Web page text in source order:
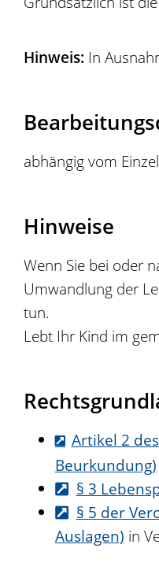
Hinweis: In
abhängig vom
Hinweise
Wenn Sie bei oder
Umwandlung der
tun.
Lebt Ihr Kind im
Artikel 2
Beurkundung)
§ 3
§ 5 der
Auslagen) in